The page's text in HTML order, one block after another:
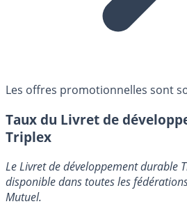
Les offres promotionnelles sont
Taux du Livret de
Triplex
Le Livret de développement durable
disponible dans toutes les
Mutuel.